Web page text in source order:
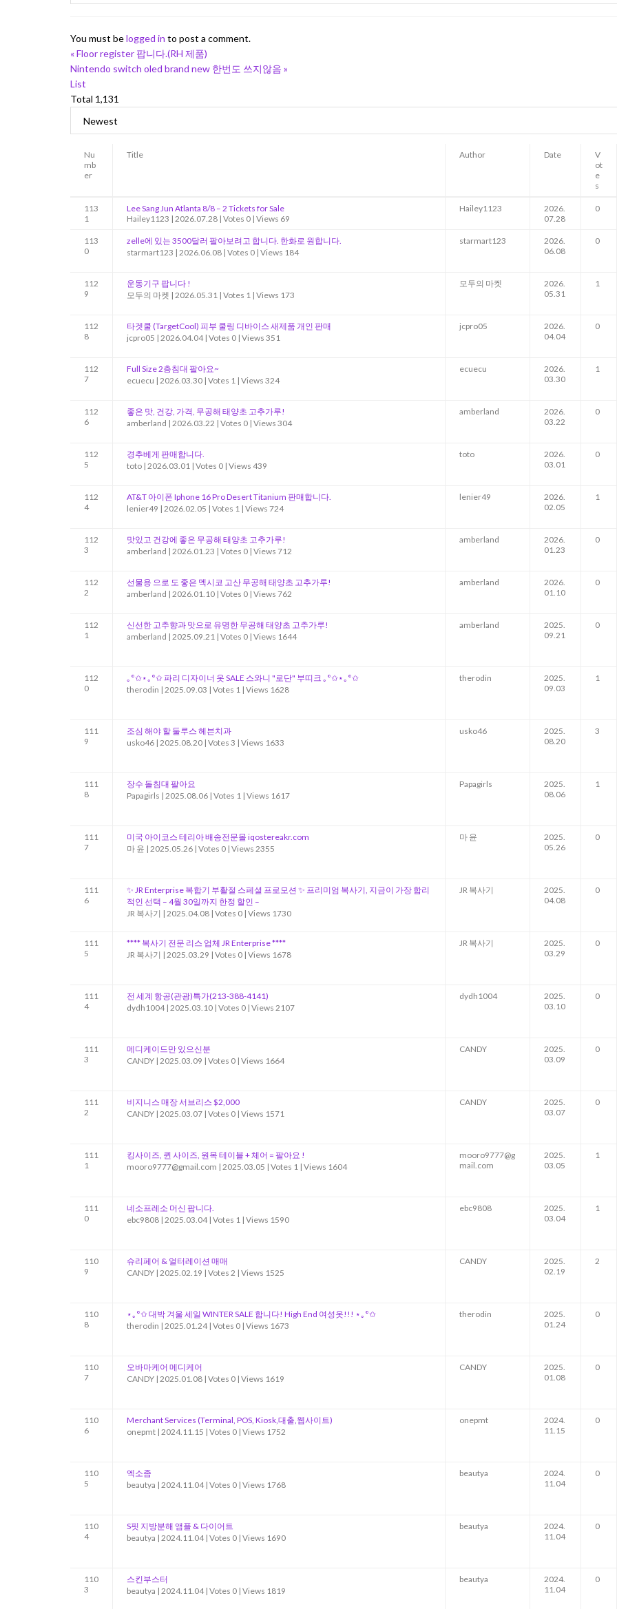
You must belogged in to post a comment.
«Floor register 팝니다.(RH 제품)
Nintendo switch oled brand new 한번도 쓰지않음 »
List
Total 1,131
Nu
mb
er
Title Author Date
V
ot
e
s
113
1
Lee Sang Jun Atlanta 8/8 – 2 Tickets for Sale
Hailey1123 | 2026.07.28 | Votes 0 | Views 69
Hailey1123
2026.
07.28
0
113
0
zelle에 있는 3500달러 팔아보려고 합니다. 한화로 원합니다.
starmart123 | 2026.06.08 | Votes 0 | Views 184
starmart123
2026.
06.08
0
112
9
운동기구 팝니다 !
모두의 마켓 | 2026.05.31 | Votes 1 | Views 173
모두의 마켓
2026.
05.31
1
112
8
타겟쿨 (TargetCool) 피부 쿨링 디바이스 새제품 개인 판매
jcpro05 | 2026.04.04 | Votes 0 | Views 351
jcpro05
2026.
04.04
0
112
7
Full Size 2층침대 팔아요~
ecuecu | 2026.03.30 | Votes 1 | Views 324
ecuecu
2026.
03.30
1
112
6
좋은 맛, 건강, 가격, 무공해 태양초 고추가루!
amberland | 2026.03.22 | Votes 0 | Views 304
amberland
2026.
03.22
0
112
5
경추베게 판매합니다.
toto | 2026.03.01 | Votes 0 | Views 439
toto
2026.
03.01
0
112
4
AT&T 아이폰 Iphone 16 Pro Desert Titanium 판매합니다.
lenier49 | 2026.02.05 | Votes 1 | Views 724
lenier49
2026.
02.05
1
112
3
맛있고 건강에 좋은 무공해 태양초 고추가루!
amberland | 2026.01.23 | Votes 0 | Views 712
amberland
2026.
01.23
0
112
2
선물용 으로 도 좋은 멕시코 고산 무공해 태양초 고추가루!
amberland | 2026.01.10 | Votes 0 | Views 762
amberland
2026.
01.10
0
112
1
신선한 고추향과 맛으로 유명한 무공해 태양초 고추가루!
amberland | 2025.09.21 | Votes 0 | Views 1644
amberland
2025.
09.21
0
112
0
｡°✩⋆｡°✩ 파리 디자이너 옷 SALE 스와니 "로단" 부띠크 ｡°✩⋆｡°✩
therodin | 2025.09.03 | Votes 1 | Views 1628
therodin
2025.
09.03
1
111
9
조심 해야 할 둘루스 헤븐치과
usko46 | 2025.08.20 | Votes 3 | Views 1633
usko46
2025.
08.20
3
111
8
장수 돌침대 팔아요
Papagirls | 2025.08.06 | Votes 1 | Views 1617
Papagirls
2025.
08.06
1
111
7
미국 아이코스 테리아 배송전문몰 iqostereakr.com
마 윤 | 2025.05.26 | Votes 0 | Views 2355
마 윤
2025.
05.26
0
111
6
✨ JR Enterprise 복합기 부활절 스페셜 프로모션 ✨ 프리미엄 복사기, 지금이 가장 합리
적인 선택 – 4월 30일까지 한정 할인 –
JR 복사기 | 2025.04.08 | Votes 0 | Views 1730
JR 복사기
2025.
04.08
0
111
5
**** 복사기 전문 리스 업체 JR Enterprise ****
JR 복사기 | 2025.03.29 | Votes 0 | Views 1678
JR 복사기
2025.
03.29
0
111
4
전 세계 항공(관광)특가(213-388-4141)
dydh1004 | 2025.03.10 | Votes 0 | Views 2107
dydh1004
2025.
03.10
0
111
3
메디케이드만 있으신분
CANDY | 2025.03.09 | Votes 0 | Views 1664
CANDY
2025.
03.09
0
111
2
비지니스 매장 서브리스 $2,000
CANDY | 2025.03.07 | Votes 0 | Views 1571
CANDY
2025.
03.07
0
111
1
킹사이즈, 퀸 사이즈, 원목 테이블 + 체어 = 팔아요 !
mooro9777@gmail.com | 2025.03.05 | Votes 1 | Views 1604
mooro9777@g
mail.com
2025.
03.05
1
111
0
네소프레소 머신 팝니다.
ebc9808 | 2025.03.04 | Votes 1 | Views 1590
ebc9808
2025.
03.04
1
110
9
슈리페어 & 얼터레이션 매매
CANDY | 2025.02.19 | Votes 2 | Views 1525
CANDY
2025.
02.19
2
110
8
⋆｡°✩ 대박 겨울 세일 WINTER SALE 합니다! High End 여성옷!!! ⋆｡°✩
therodin | 2025.01.24 | Votes 0 | Views 1673
therodin
2025.
01.24
0
110
7
오바마케어 메디케어
CANDY | 2025.01.08 | Votes 0 | Views 1619
CANDY
2025.
01.08
0
110
6
Merchant Services (Terminal, POS, Kiosk,대출,웹사이트)
onepmt | 2024.11.15 | Votes 0 | Views 1752
onepmt
2024.
11.15
0
110
5
엑소좀
beautya | 2024.11.04 | Votes 0 | Views 1768
beautya
2024.
11.04
0
110
4
S핏 지방분해 앰플 & 다이어트
beautya | 2024.11.04 | Votes 0 | Views 1690
beautya
2024.
11.04
0
110
3
스킨부스터
beautya | 2024.11.04 | Votes 0 | Views 1819
beautya
2024.
11.04
0